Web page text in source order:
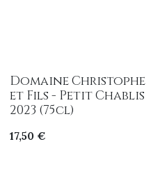
Domaine Christophe
et Fils - Petit Chablis
2023 (75cl)
17,50€